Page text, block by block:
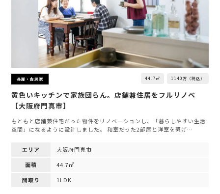
長屋・古民家 44.7㎡ 1140万（税込）
黄色いキッチンで家族団らん。店舗兼住居をフルリノベ
【大阪府門真市】
もともと店舗兼住宅だった物件をリノベーションし、「暮らしやすい生活
空間」になるように設計しました。 和室だった2部屋と洋室を繋げ…
エリア
大阪府門真市
面積
44.7㎡
間取り
1LDK